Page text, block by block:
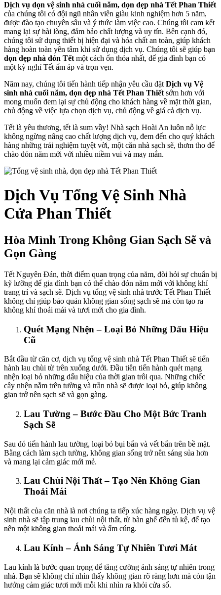
panel
panel
panel
Panel
Panel
Panel
Panel
panel
panel
panel
panel
panel
panel
panel
panel
satın al
panel
panel
panel
panel
panel
Dịch vụ dọn vệ sinh nhà cuối năm, dọn dẹp nhà Tết Phan Thiết
của chúng tôi có đội ngũ nhân viên giàu kinh nghiệm hơn 5 năm,
được đào tạo chuyên sâu và ý thức làm việc cao. Chúng tôi cam kết
mang lại sự hài lòng, đảm bảo chất lượng và uy tín. Bên cạnh đó,
chúng tôi sử dụng thiết bị hiện đại và hóa chất an toàn, giúp khách
hàng hoàn toàn yên tâm khi sử dụng dịch vụ. Chúng tôi sẽ giúp bạn
dọn dẹp nhà đón Tết một cách ổn thỏa nhất, để gia đình bạn có
một kỳ nghỉ Tết ấm áp và trọn vẹn.
Năm nay, chúng tôi tiến hành tiếp nhận yêu cầu đặt Dịch vụ Vệ
sinh nhà cuối năm, dọn dẹp nhà Tết Phan Thiết sớm hơn với
mong muốn đem lại sự chủ động cho khách hàng về mặt thời gian,
chủ động về việc lựa chọn dịch vụ, chủ động về giá cả dịch vụ.
Tết là yêu thương, tết là sum vầy! Nhà sạch Hoài An luôn nỗ lực
không ngừng nâng cao chất lượng dịch vụ, đem đến cho quý khách
hàng những trải nghiệm tuyệt vời, một căn nhà sạch sẽ, thơm tho để
chào đón năm mới với nhiều niềm vui và may mắn.
Dịch Vụ Tổng Vệ Sinh Nhà
Cửa Phan Thiết
Hòa Mình Trong Không Gian Sạch Sẽ và
Gọn Gàng
Tết Nguyên Đán, thời điểm quan trọng của năm, đòi hỏi sự chuẩn bị
kỹ lưỡng để gia đình bạn có thể chào đón năm mới với không khí
trang trí và sạch sẽ. Dịch vụ tổng vệ sinh nhà trước Tết Phan Thiết
không chỉ giúp bảo quản không gian sống sạch sẽ mà còn tạo ra
không khí thoải mái và tươi mới cho gia đình.
Quét Mạng Nhện – Loại Bỏ Những Dấu Hiệu
Cũ
Bắt đầu từ căn cơ, dịch vụ tổng vệ sinh nhà Tết Phan Thiết sẽ tiến
hành lau chùi từ trên xuống dưới. Đầu tiên tiến hành quét mạng
nhện loại bỏ những dấu hiệu của thời gian trôi qua. Những chiếc
cây nhện nằm trên tường và trần nhà sẽ được loại bỏ, giúp không
gian trở nên sạch sẽ và gọn gàng.
Lau Tường – Bước Đầu Cho Một Bức Tranh
Sạch Sẽ
Sau đó tiến hành lau tường, loại bỏ bụi bẩn và vết bẩn trên bề mặt.
Bằng cách làm sạch tường, không gian sống trở nên sáng sủa hơn
và mang lại cảm giác mới mẻ.
Lau Chùi Nội Thất – Tạo Nên Không Gian
Thoải Mái
Nội thất của căn nhà là nơi chúng ta tiếp xúc hàng ngày. Dịch vụ vệ
sinh nhà sẽ tập trung lau chùi nội thất, từ bàn ghế đến tủ kệ, để tạo
nên một không gian thoải mái và ấm cúng.
Lau Kính – Ánh Sáng Tự Nhiên Tươi Mát
Lau kính là bước quan trọng để tăng cường ánh sáng tự nhiên trong
nhà. Bạn sẽ không chỉ nhìn thấy không gian rõ ràng hơn mà còn tận
hưởng cảm giác tươi mới mỗi khi nhìn ra khỏi cửa sổ.